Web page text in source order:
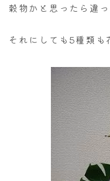
穀物かと思ったら違っ
それにしても5種類も